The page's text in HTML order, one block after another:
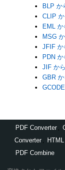
BLP か
CLIP
EML
MSG
JFIF か
PDN
JIF か
GBR
PDF Converter
Converter
PDF Combine